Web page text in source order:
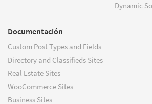
Dynamic
Documentación
Custom Post Types and Fields
Directory and Classifieds Sites
Real Estate Sites
WooCommerce Sites
Business Sites